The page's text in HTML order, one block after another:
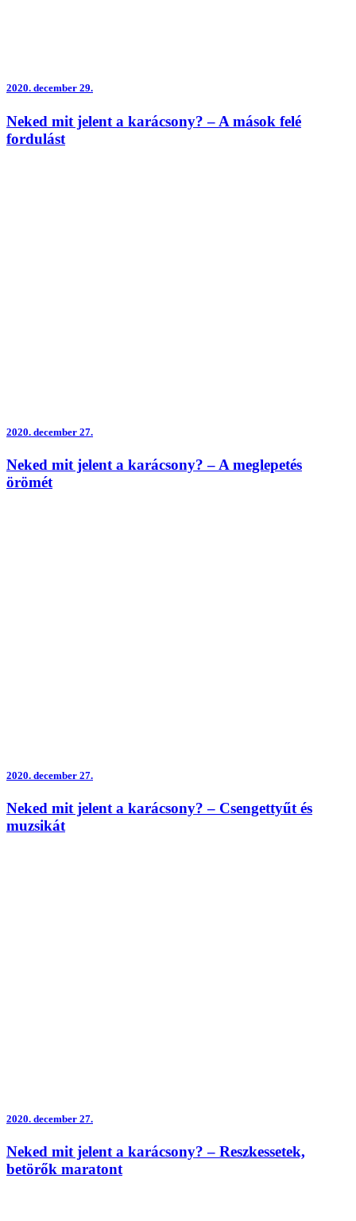
2020. december 29.
Neked mit jelent a karácsony? – A mások felé
fordulást
2020. december 27.
Neked mit jelent a karácsony? – A meglepetés
örömét
2020. december 27.
Neked mit jelent a karácsony? – Csengettyűt és
muzsikát
2020. december 27.
Neked mit jelent a karácsony? – Reszkessetek,
betörők maratont